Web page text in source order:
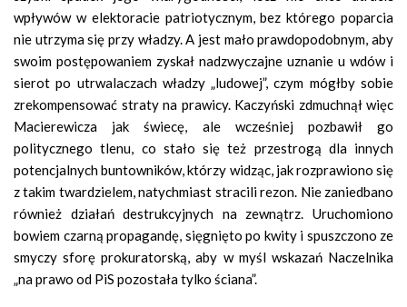
wpływów w elektoracie patriotycznym, bez którego poparcia
nie utrzyma się przy władzy. A jest mało prawdopodobnym, aby
swoim postępowaniem zyskał nadzwyczajne uznanie u wdów i
sierot po utrwalaczach władzy „ludowej”, czym mógłby sobie
zrekompensować straty na prawicy. Kaczyński zdmuchnął więc
Macierewicza jak świecę, ale wcześniej pozbawił go
politycznego tlenu, co stało się też przestrogą dla innych
potencjalnych buntowników, którzy widząc, jak rozprawiono się
z takim twardzielem, natychmiast stracili rezon. Nie zaniedbano
również działań destrukcyjnych na zewnątrz. Uruchomiono
bowiem czarną propagandę, sięgnięto po kwity i spuszczono ze
smyczy sforę prokuratorską, aby w myśl wskazań Naczelnika
„na prawo od PiS pozostała tylko ściana”.